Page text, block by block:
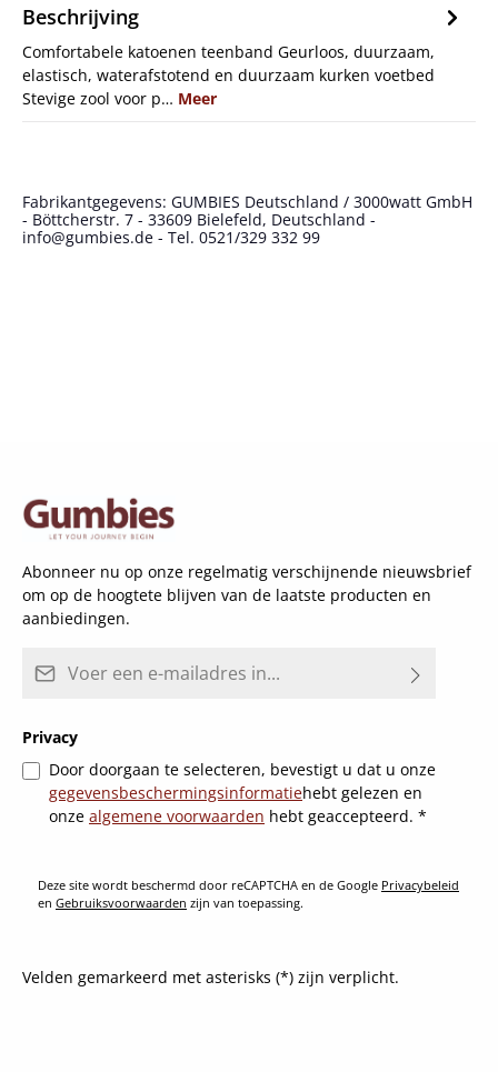
Beschrijving
Comfortabele katoenen teenband Geurloos, duurzaam,
elastisch, waterafstotend en duurzaam kurken voetbed
Stevige zool voor p… Meer
Fabrikantgegevens: GUMBIES Deutschland / 3000watt GmbH
- Böttcherstr. 7 - 33609 Bielefeld, Deutschland -
info@gumbies.de - Tel. 0521/329 332 99
Abonneer nu op onze regelmatig verschijnende nieuwsbrief
om op de hoogtete blijven van de laatste producten en
aanbiedingen.
Privacy
Door doorgaan te selecteren, bevestigt u dat u onze
gegevensbeschermingsinformatiehebt gelezen en
onze algemene voorwaarden hebt geaccepteerd. *
Deze site wordt beschermd door reCAPTCHA en de Google Privacybeleid
en Gebruiksvoorwaarden zijn van toepassing.
Velden gemarkeerd met asterisks (*) zijn verplicht.